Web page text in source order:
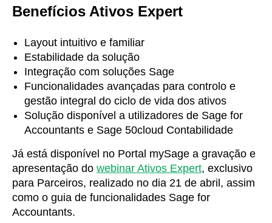
Benefícios Ativos Expert
Layout intuitivo e familiar
Estabilidade da solução
Integração com soluções Sage
Funcionalidades avançadas para controlo e
gestão integral do ciclo de vida dos ativos
Solução disponível a utilizadores de Sage for
Accountants e Sage 50cloud Contabilidade
Já está disponível no Portal mySage a gravação e
apresentação do webinar Ativos Expert, exclusivo
para Parceiros, realizado no dia 21 de abril, assim
como o guia de funcionalidades Sage for
Accountants.